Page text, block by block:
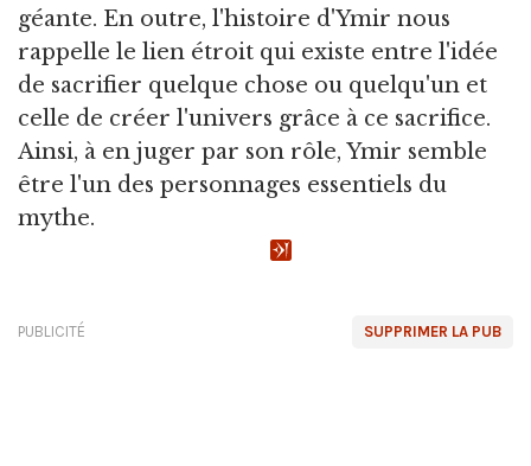
géante. En outre, l'histoire d'Ymir nous
rappelle le lien étroit qui existe entre l'idée
de sacrifier quelque chose ou quelqu'un et
celle de créer l'univers grâce à ce sacrifice.
Ainsi, à en juger par son rôle, Ymir semble
être l'un des personnages essentiels du
mythe.
SUPPRIMER LA PUB
PUBLICITÉ